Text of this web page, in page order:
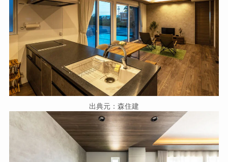
出典元：森住建